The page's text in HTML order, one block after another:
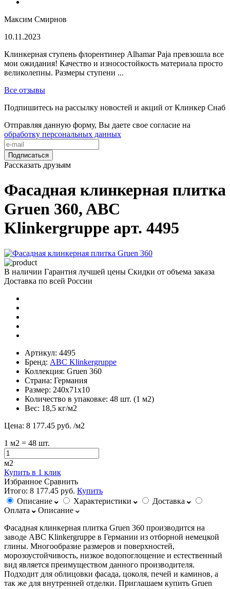
Максим Смирнов
10.11.2023
Клинкерная ступень флорентинер Alhamar Paja превзошла все
мои ожидания! Качество и износостойкость материала просто
великолепны. Размеры ступени ...
Все отзывы
Подпишитесь на рассылку новостей и акций от Клинкер Снаб
Отправляя данную форму, Вы даете свое согласие на
обработку персональных данных
Подписаться
Рассказать друзьям
Фасадная клинкерная плитка
Gruen 360, ABC
Klinkergruppe арт. 4495
В наличии Гарантия лучшей цены Скидки от объема заказа
Доставка по всей России
Артикул: 4495
Бренд: ABC Klinkergruppe
Коллекция: Gruen 360
Страна: Германия
Размер: 240х71х10
Количество в упаковке: 48 шт. (1 м2)
Вес: 18,5 кг/м2
Цена: 8 177.45 руб. /м2
1 м2 = 48 шт.
м2
Купить в 1 клик
Избранное Сравнить
Итого: 8 177.45 руб. Купить
Описание
Характеристики
Доставка
Оплата
Описание
Фасадная клинкерная плитка Gruen 360 производится на
заводе ABC Klinkergruppe в Германии из отборной немецкой
глины. Многообразие размеров и поверхностей,
морозоустойчивость, низкое водопоглощение и естественный
вид является преимуществом данного производителя.
Подходит для облицовки фасада, цоколя, печей и каминов, а
так же для внутренней отделки. Приглашаем купить Gruen